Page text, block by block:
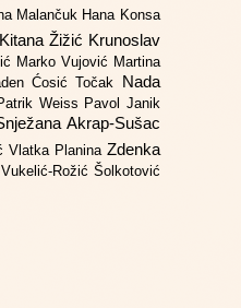
Malančuk Hana Konsa
Kitana Žižić Krunoslav
Marko Vujović Martina
Ćosić Točak Nada
Weiss Pavol Janik
Akrap-Sušac
Vlatka Planina Zdenka
Rožić Šolkotović